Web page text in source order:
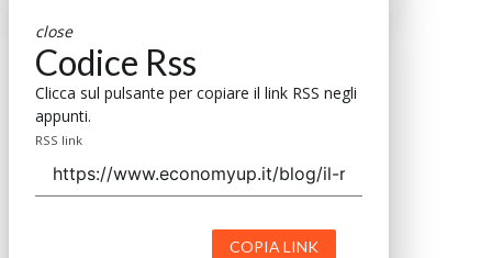
close
Codice Rss
Clicca sul pulsante per copiare il link RSS negli
appunti.
RSS link
COPIA LINK